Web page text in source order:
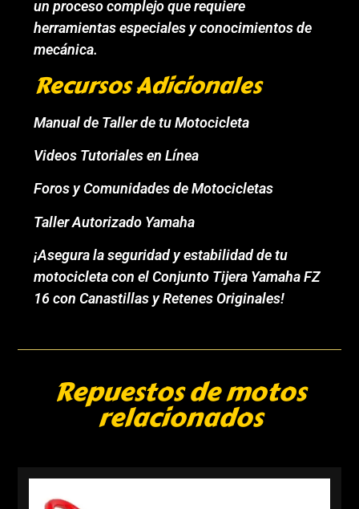
un proceso complejo que requiere
herramientas especiales y conocimientos de
mecánica.
Recursos Adicionales
Manual de Taller de tu Motocicleta
Videos Tutoriales en Línea
Foros y Comunidades de Motocicletas
Taller Autorizado Yamaha
¡Asegura la seguridad y estabilidad de tu
motocicleta con el Conjunto Tijera Yamaha FZ
16 con Canastillas y Retenes Originales!
Repuestos de motos
relacionados